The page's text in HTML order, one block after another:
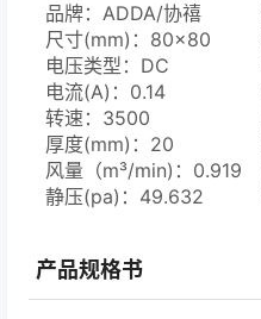
品牌：ADDA/协禧
尺寸(mm)：80×80
电压类型：DC
电流(A)：0.14
转速：3500
厚度(mm)：20
风量（m³/min)：0.919
静压(pa)：49.632
产品规格书